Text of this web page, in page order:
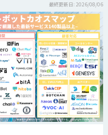
最終更新日: 2026/08/06